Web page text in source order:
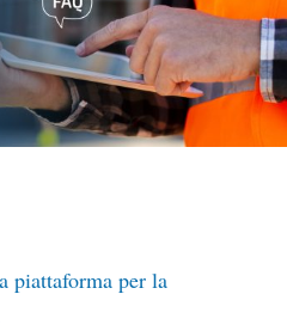
piattaforma per la